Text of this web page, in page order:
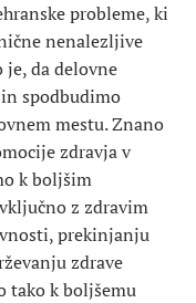
probleme, ki
nenalezljive
je, da delovne
spodbudimo
mestu. Znano
zdravja v
k boljšim
z zdravim
prekinjanju
zdrave
tako k boljšemu